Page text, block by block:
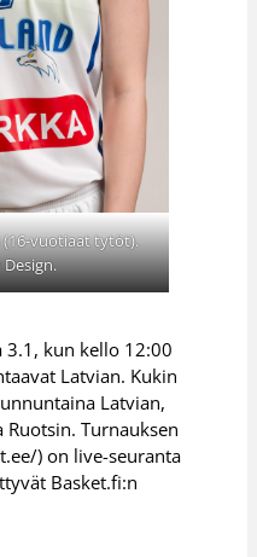
(16-vuotiaat tytöt).
3.1, kun kello 12:00
Latvian. Kukin
Latvian,
Turnauksen
) on live-seuranta
Basket.fi:n